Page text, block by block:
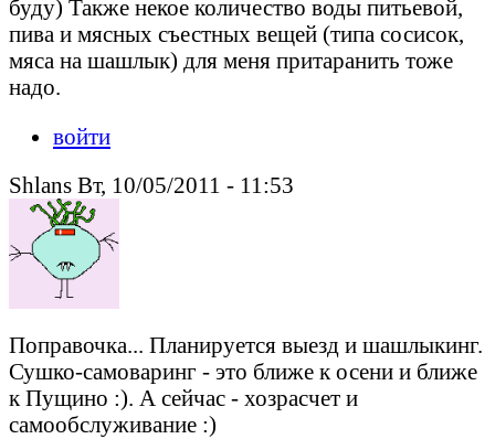
буду) Также некое количество воды питьевой,
пива и мясных съестных вещей (типа сосисок,
мяса на шашлык) для меня притаранить тоже
надо.
войти
Shlans Вт, 10/05/2011 - 11:53
Поправочка... Планируется выезд и шашлыкинг.
Сушко-самоваринг - это ближе к осени и ближе
к Пущино :). А сейчас - хозрасчет и
самообслуживание :)